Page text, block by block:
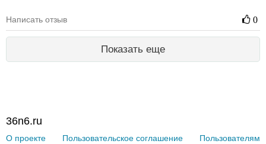
Написать отзыв 0
Показать еще
36n6.ru
О проекте Пользовательское соглашение
Пользователям